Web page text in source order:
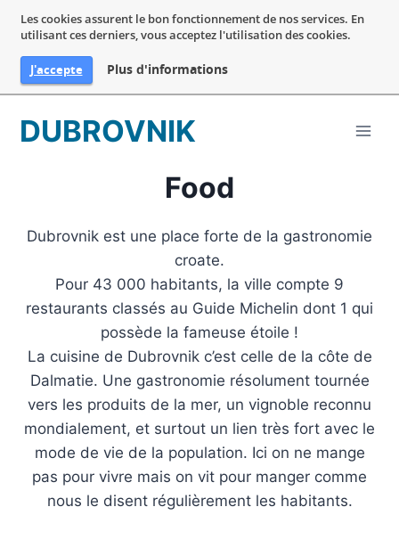
Les cookies assurent le bon fonctionnement de nos services. En
utilisant ces derniers, vous acceptez l'utilisation des cookies.
J'accepte Plus d'informations
DUBROVNIK
Food
Dubrovnik est une place forte de la gastronomie
croate.
Pour 43 000 habitants, la ville compte 9
restaurants classés au Guide Michelin dont 1 qui
possède la fameuse étoile !
La cuisine de Dubrovnik c’est celle de la côte de
Dalmatie. Une gastronomie résolument tournée
vers les produits de la mer, un vignoble reconnu
mondialement, et surtout un lien très fort avec le
mode de vie de la population. Ici on ne mange
pas pour vivre mais on vit pour manger comme
nous le disent régulièrement les habitants.